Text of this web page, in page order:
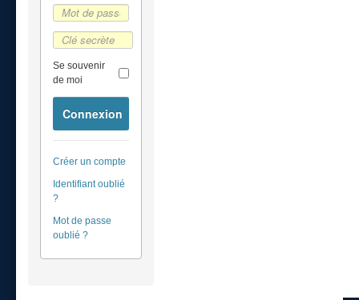
Se souvenir
de moi
Connexion
Créer un compte
Identifiant oublié
?
Mot de passe
oublié ?